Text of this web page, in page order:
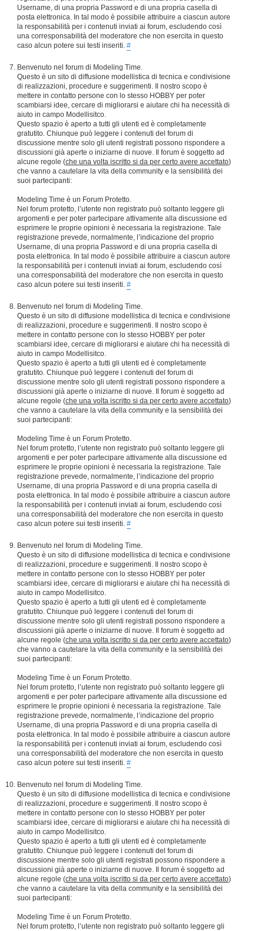
Username, di una propria Password e di una propria casella di
posta elettronica. In tal modo è possibile attribuire a ciascun autore
la responsabilità per i contenuti inviati ai forum, escludendo così
una corresponsabilità del moderatore che non esercita in questo
caso alcun potere sui testi inseriti. #
Benvenuto nel forum di Modeling Time.
Questo è un sito di diffusione modellistica di tecnica e condivisione
di realizzazioni, procedure e suggerimenti. Il nostro scopo è
mettere in contatto persone con lo stesso HOBBY per poter
scambiarsi idee, cercare di migliorarsi e aiutare chi ha necessità di
aiuto in campo Modellisitco.
Questo spazio è aperto a tutti gli utenti ed è completamente
gratutito. Chiunque può leggere i contenuti del forum di
discussione mentre solo gli utenti registrati possono rispondere a
discussioni già aperte o iniziarne di nuove. Il forum è soggetto ad
alcune regole (che una volta iscritto si da per certo avere accettato)
che vanno a cautelare la vita della community e la sensibilità dei
suoi partecipanti:
Modeling Time è un Forum Protetto.
Nel forum protetto, l’utente non registrato può soltanto leggere gli
argomenti e per poter partecipare attivamente alla discussione ed
esprimere le proprie opinioni è necessaria la registrazione. Tale
registrazione prevede, normalmente, l’indicazione del proprio
Username, di una propria Password e di una propria casella di
posta elettronica. In tal modo è possibile attribuire a ciascun autore
la responsabilità per i contenuti inviati ai forum, escludendo così
una corresponsabilità del moderatore che non esercita in questo
caso alcun potere sui testi inseriti. #
Benvenuto nel forum di Modeling Time.
Questo è un sito di diffusione modellistica di tecnica e condivisione
di realizzazioni, procedure e suggerimenti. Il nostro scopo è
mettere in contatto persone con lo stesso HOBBY per poter
scambiarsi idee, cercare di migliorarsi e aiutare chi ha necessità di
aiuto in campo Modellisitco.
Questo spazio è aperto a tutti gli utenti ed è completamente
gratutito. Chiunque può leggere i contenuti del forum di
discussione mentre solo gli utenti registrati possono rispondere a
discussioni già aperte o iniziarne di nuove. Il forum è soggetto ad
alcune regole (che una volta iscritto si da per certo avere accettato)
che vanno a cautelare la vita della community e la sensibilità dei
suoi partecipanti:
Modeling Time è un Forum Protetto.
Nel forum protetto, l’utente non registrato può soltanto leggere gli
argomenti e per poter partecipare attivamente alla discussione ed
esprimere le proprie opinioni è necessaria la registrazione. Tale
registrazione prevede, normalmente, l’indicazione del proprio
Username, di una propria Password e di una propria casella di
posta elettronica. In tal modo è possibile attribuire a ciascun autore
la responsabilità per i contenuti inviati ai forum, escludendo così
una corresponsabilità del moderatore che non esercita in questo
caso alcun potere sui testi inseriti. #
Benvenuto nel forum di Modeling Time.
Questo è un sito di diffusione modellistica di tecnica e condivisione
di realizzazioni, procedure e suggerimenti. Il nostro scopo è
mettere in contatto persone con lo stesso HOBBY per poter
scambiarsi idee, cercare di migliorarsi e aiutare chi ha necessità di
aiuto in campo Modellisitco.
Questo spazio è aperto a tutti gli utenti ed è completamente
gratutito. Chiunque può leggere i contenuti del forum di
discussione mentre solo gli utenti registrati possono rispondere a
discussioni già aperte o iniziarne di nuove. Il forum è soggetto ad
alcune regole (che una volta iscritto si da per certo avere accettato)
che vanno a cautelare la vita della community e la sensibilità dei
suoi partecipanti:
Modeling Time è un Forum Protetto.
Nel forum protetto, l’utente non registrato può soltanto leggere gli
argomenti e per poter partecipare attivamente alla discussione ed
esprimere le proprie opinioni è necessaria la registrazione. Tale
registrazione prevede, normalmente, l’indicazione del proprio
Username, di una propria Password e di una propria casella di
posta elettronica. In tal modo è possibile attribuire a ciascun autore
la responsabilità per i contenuti inviati ai forum, escludendo così
una corresponsabilità del moderatore che non esercita in questo
caso alcun potere sui testi inseriti. #
Benvenuto nel forum di Modeling Time.
Questo è un sito di diffusione modellistica di tecnica e condivisione
di realizzazioni, procedure e suggerimenti. Il nostro scopo è
mettere in contatto persone con lo stesso HOBBY per poter
scambiarsi idee, cercare di migliorarsi e aiutare chi ha necessità di
aiuto in campo Modellisitco.
Questo spazio è aperto a tutti gli utenti ed è completamente
gratutito. Chiunque può leggere i contenuti del forum di
discussione mentre solo gli utenti registrati possono rispondere a
discussioni già aperte o iniziarne di nuove. Il forum è soggetto ad
alcune regole (che una volta iscritto si da per certo avere accettato)
che vanno a cautelare la vita della community e la sensibilità dei
suoi partecipanti:
Modeling Time è un Forum Protetto.
Nel forum protetto, l’utente non registrato può soltanto leggere gli